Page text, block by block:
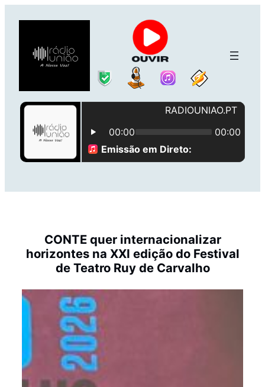
para
conteúdo
CONTE quer internacionalizar
horizontes na XXI edição do Festival
de Teatro Ruy de Carvalho